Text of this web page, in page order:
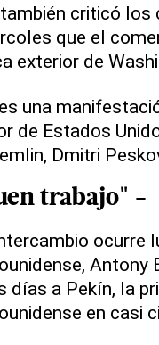
también criticó los
que el
exterior de
una
de Estados
Dmitri
trabajo" -
ocurre
Antony
días a Pekín, la
en casi